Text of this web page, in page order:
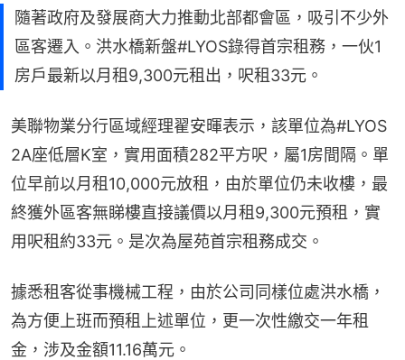
隨著政府及發展商大力推動北部都會區，吸引不少外
區客遷入。洪水橋新盤#LYOS錄得首宗租務，一伙1
房戶最新以月租9,300元租出，呎租33元。
美聯物業分行區域經理翟安暉表示，該單位為#LYOS
2A座低層K室，實用面積282平方呎，屬1房間隔。單
位早前以月租10,000元放租，由於單位仍未收樓，最
終獲外區客無睇樓直接議價以月租9,300元預租，實
用呎租約33元。是次為屋苑首宗租務成交。
據悉租客從事機械工程，由於公司同樣位處洪水橋，
為方便上班而預租上述單位，更一次性繳交一年租
金，涉及金額11.16萬元。